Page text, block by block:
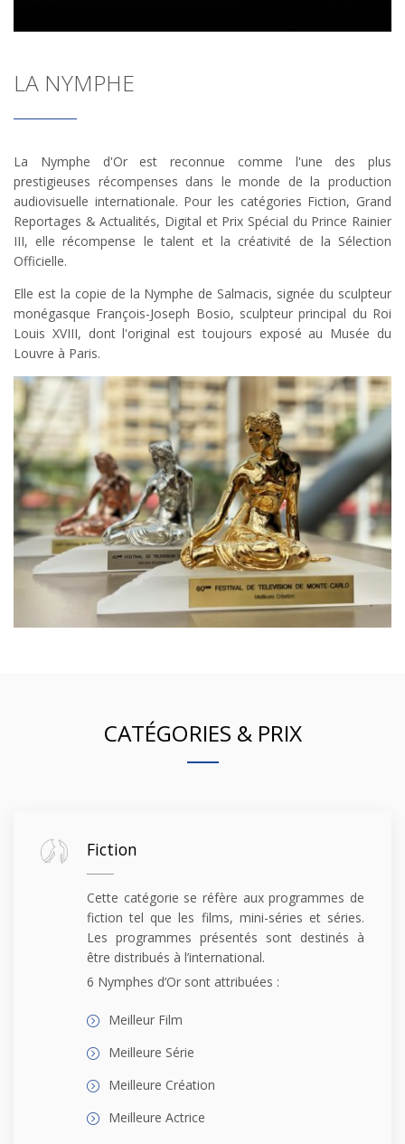
LA NYMPHE
La Nymphe d'Or est reconnue comme l'une des plus
prestigieuses récompenses dans le monde de la production
audiovisuelle internationale. Pour les catégories Fiction, Grand
Reportages & Actualités, Digital et Prix Spécial du Prince Rainier
III, elle récompense le talent et la créativité de la Sélection
Officielle.
Elle est la copie de la Nymphe de Salmacis, signée du sculpteur
monégasque François-Joseph Bosio, sculpteur principal du Roi
Louis XVIII, dont l'original est toujours exposé au Musée du
Louvre à Paris.
CATÉGORIES & PRIX
Fiction
Cette catégorie se réfère aux programmes de
fiction tel que les films, mini-séries et séries.
Les programmes présentés sont destinés à
être distribués à l’international.
6 Nymphes d’Or sont attribuées :
Meilleur Film
Meilleure Série
Meilleure Création
Meilleure Actrice